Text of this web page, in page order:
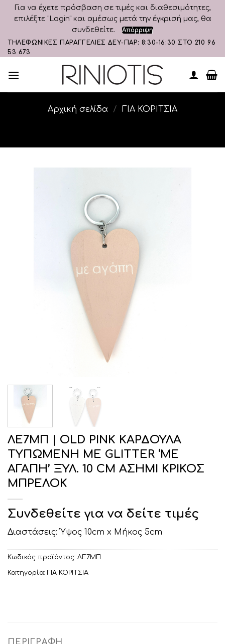
Για να έχετε πρόσβαση σε τιμές και διαθεσιμότητες,
επιλέξτε "Login" και αμέσως μετά την έγκρισή μας, θα
συνδεθείτε.
Απόρριψη
Skip
to
ΤΗΛΕΦΩΝΙΚΕΣ ΠΑΡΑΓΓΕΛΙΕΣ ΔΕΥ-ΠΑΡ: 8:30-16:30 ΣΤΟ 210 96
53 673
Αρχική σελίδα / ΓΙΑ ΚΟΡΙΤΣΙΑ
ΛΕ7ΜΠ | OLD PINK ΚΑΡΔΟΥΛΑ
ΤΥΠΩΜΕΝΗ ΜΕ GLITTER ‘ΜΕ
ΑΓΑΠΗ’ ΞΥΛ. 10 CM ΑΣΗΜΙ ΚΡΙΚΟΣ
ΜΠΡΕΛΟΚ
Συνδεθείτε για να δείτε τιμές
Διαστάσεις: Ύψος 10cm x Μήκος 5cm
Κωδικός προϊόντος: ΛΕ7ΜΠ
Κατηγορία: ΓΙΑ ΚΟΡΙΤΣΙΑ
ΠΕΡΙΓΡΑΦΉ